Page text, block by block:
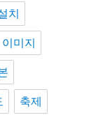
치
이미지
축제